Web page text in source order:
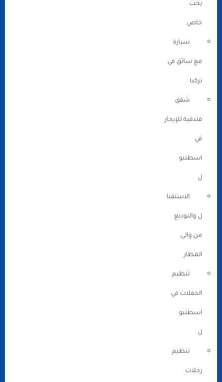
يخت
خاص
سيارة
مع سائق في
تركيا
شقق
فندقية للإيجار
في
اسطنبو
ل
الاستقبا
ل والتوديع
من والى
المطار
تنظيم
الحفلات في
اسطنبو
ل
تنظيم
رحلات